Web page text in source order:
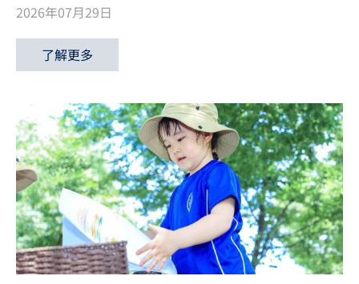
2026年07月29日
了解更多